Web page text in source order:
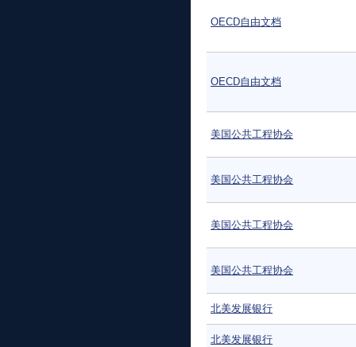
OECD自由文档
OECD自由文档
美国公共工程协会
美国公共工程协会
美国公共工程协会
美国公共工程协会
北美发展银行
北美发展银行